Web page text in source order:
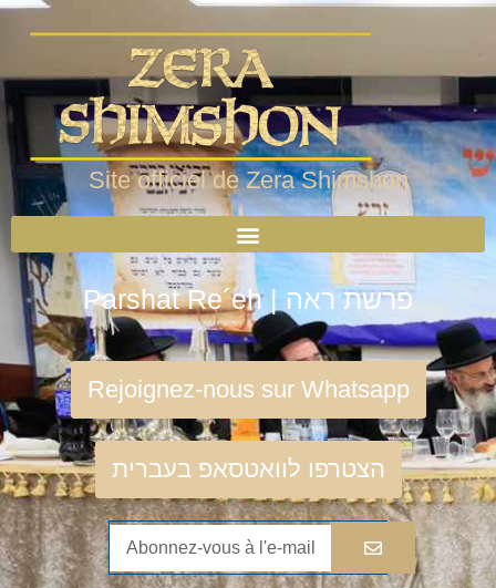
Site officiel de Zera Shimshon
Parshat Re´eh | פרשת ראה
Rejoignez-nous sur Whatsapp
הצטרפו לוואטסאפ בעברית